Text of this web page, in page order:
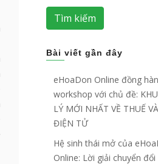
Tìm kiếm
Bài viết gần đây
eHoaDon Online đồng
workshop với chủ đề:
LÝ MỚI NHẤT VỀ THUẾ
ĐIỆN TỬ
Hệ sinh thái mở của
Online: Lời giải chuyển đổi